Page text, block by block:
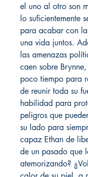
el uno al otro son
lo suficientemente
para acabar con
una vida juntos.
las amenazas
caen sobre
poco tiempo para
de reunir toda su
habilidad para
peligros que
su lado para
capaz Ethan de
de un pasado que
atemorizando?